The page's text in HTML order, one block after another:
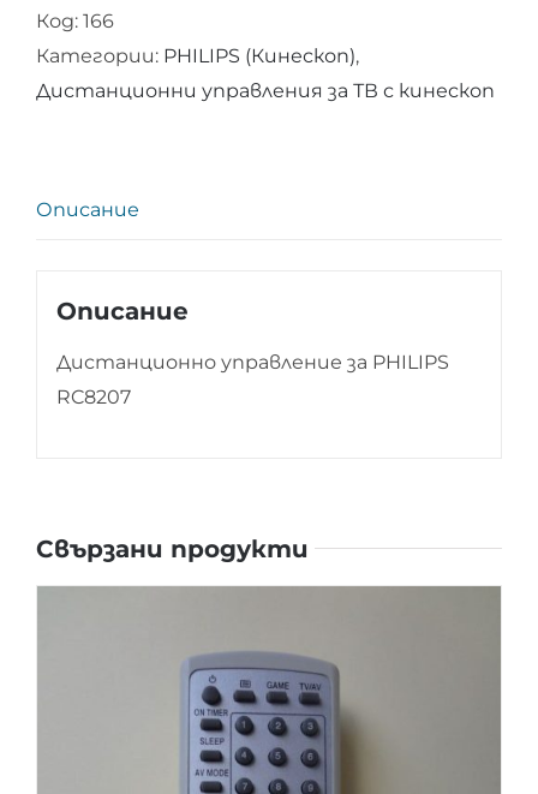
управление
за
PHILIPS
Код: 166
Категории: PHILIPS (Кинескоп),
Дистанционни управления за ТВ с кинескоп
Описание
Описание
Дистанционно управление за PHILIPS
RC8207
Свързани продукти